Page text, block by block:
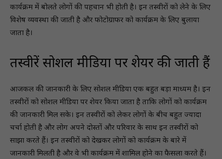
कार्यक्रम में बोलते लोगों की पहचान भी होती है। इन तस्वीरों को लेने के लिए
विशेष व्यवस्था की जाती है और फोटोग्राफर को कार्यक्रम के लिए बुलाया
जाता है।
तस्वीरें सोशल मीडिया पर शेयर की जाती हैं
आजकल की जानकारी के लिए सोशल मीडिया एक बहुत बड़ा माध्यम है। इन
तस्वीरों को सोशल मीडिया पर शेयर किया जाता है ताकि लोगों को कार्यक्रम
की जानकारी मिल सके। इन तस्वीरों को लेकर लोगों के बीच बहुत ज्यादा
चर्चा होती है और लोग अपने दोस्तों और परिवार के साथ इन तस्वीरों को
साझा करते हैं। इन तस्वीरों को देखकर लोगों को कार्यक्रम के बारे में
जानकारी मिलती है और वे भी कार्यक्रम में शामिल होने का फैसला करते हैं।